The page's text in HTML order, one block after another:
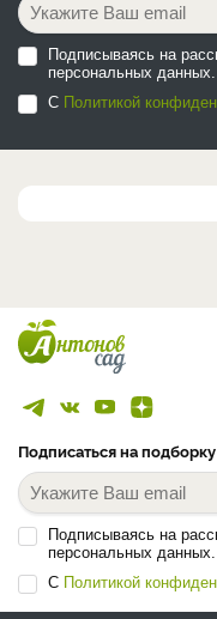
Подписываясь на
персональных данных.
С Политикой
Подписаться на
Подписываясь на
персональных данных.
С Политикой